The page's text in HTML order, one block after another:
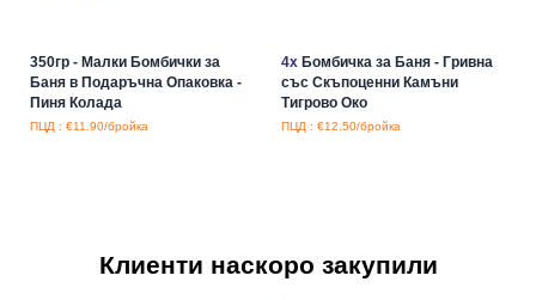
350гр - Малки Бомбички за
Баня в Подаръчна Опаковка -
Пиня Колада
ПЦД : €11.90/бройка
4xБомбичка за Баня - Гривна
със Скъпоценни Камъни
Тигрово Око
ПЦД : €12.50/бройка
Клиенти наскоро закупили